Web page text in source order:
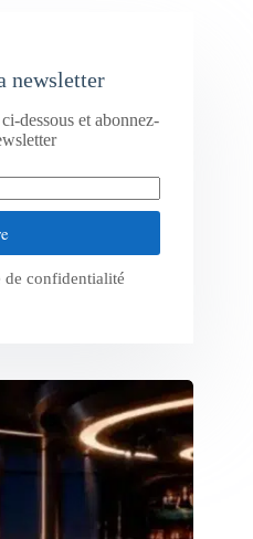
newsletter
dessous et abonnez-
de confidentialité